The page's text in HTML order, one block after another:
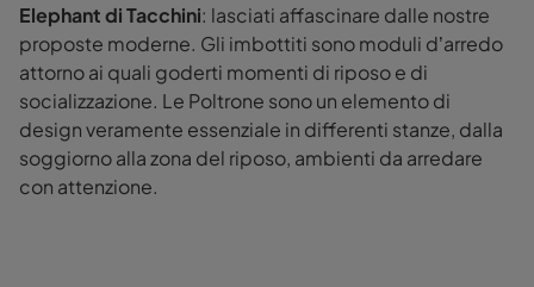
Elephant di Tacchini: lasciati affascinare dalle nostre
proposte moderne. Gli imbottiti sono moduli d’arredo
attorno ai quali goderti momenti di riposo e di
socializzazione. Le Poltrone sono un elemento di
design veramente essenziale in differenti stanze, dalla
soggiorno alla zona del riposo, ambienti da arredare
con attenzione.